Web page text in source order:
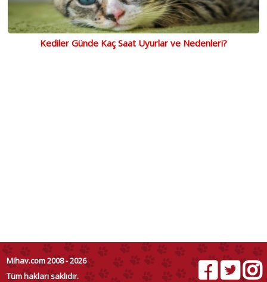
Kediler Günde Kaç Saat Uyurlar ve Nedenleri?
Mihav.com 2008 - 2026
Tüm hakları saklıdır.